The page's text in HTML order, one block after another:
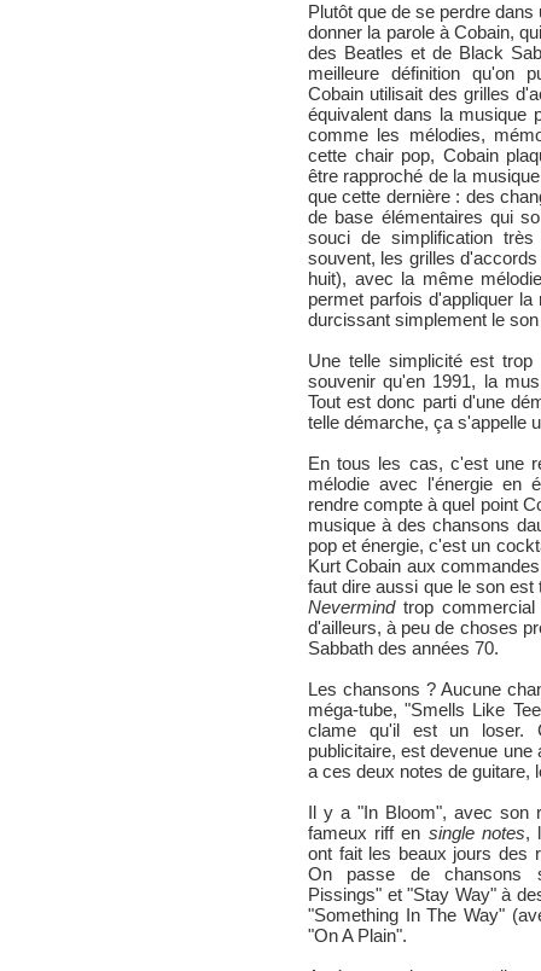
Plutôt que de se perdre
donner la parole à Cobain,
des Beatles et de Black
meilleure définition qu'on
Cobain utilisait des grilles
équivalent dans la musique
comme les mélodies,
cette chair pop, Cobain
être rapproché de la
que cette dernière : des
de base élémentaires qui
souci de simplification
souvent, les grilles
huit), avec la même
permet parfois d'appliquer
durcissant simplement le
Une telle simplicité est
souvenir qu'en 1991, la
Tout est donc parti d'une
telle démarche, ça s'appelle
En tous les cas, c'est une
mélodie avec l'énergie en
rendre compte à quel point
musique à des chansons
pop et énergie, c'est un
Kurt Cobain aux
faut dire aussi que le son
Nevermindtrop commercial
d'ailleurs, à peu de choses
Sabbath des années 70.
Les chansons ? Aucune
méga-tube, "Smells Like
clame qu'il est un loser.
publicitaire, est devenue une
a ces deux notes de guitare,
Il y a "In Bloom", avec son
fameux riff en single notes,
ont fait les beaux jours des
On passe de chansons
Pissings" et "Stay Way" à
"Something In The Way"
"On A Plain".